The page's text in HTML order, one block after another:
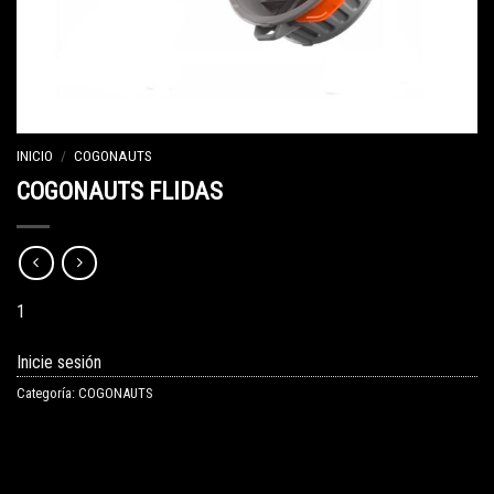
INICIO / COGONAUTS
COGONAUTS FLIDAS
1
Inicie sesión
Categoría: COGONAUTS